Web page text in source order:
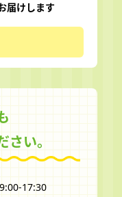
届けします
い。
17:30